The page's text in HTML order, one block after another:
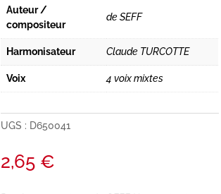
Auteur /
compositeur
de SEFF
Harmonisateur Claude TURCOTTE
Voix 4 voix mixtes
UGS : D650041
2,65 €